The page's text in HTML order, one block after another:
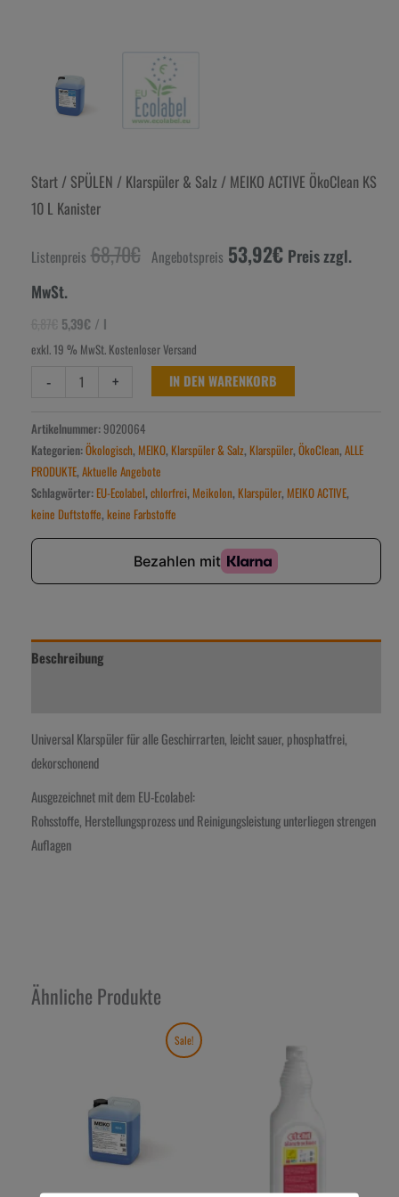
Start/ SPÜLEN / Klarspüler & Salz / MEIKO ACTIVE ÖkoClean KS
10 L Kanister
Listenpreis 68,70€ Angebotspreis 53,92€ Preis zzgl.
MwSt.
5,39€ / l
exkl. 19 % MwSt. Kostenloser Versand
- + IN DEN WARENKORB
Artikelnummer:9020064
Kategorien:Ökologisch, MEIKO, Klarspüler & Salz, Klarspüler, ÖkoClean, ALLE
PRODUKTE, Aktuelle Angebote
Schlagwörter: EU-Ecolabel, chlorfrei, Meikolon, Klarspüler, MEIKO ACTIVE,
keine Duftstoffe, keine Farbstoffe
Beschreibung
Universal Klarspüler für alle Geschirrarten, leicht sauer, phosphatfrei,
dekorschonend
Ausgezeichnet mit dem EU-Ecolabel:
Rohsstoffe, Herstellungsprozess und Reinigungsleistung unterliegen strengen
Auflagen
Ähnliche Produkte
Sale!
Ursprünglicher
Preis
war:
36,50€
Aktueller
Preis
28,64€.